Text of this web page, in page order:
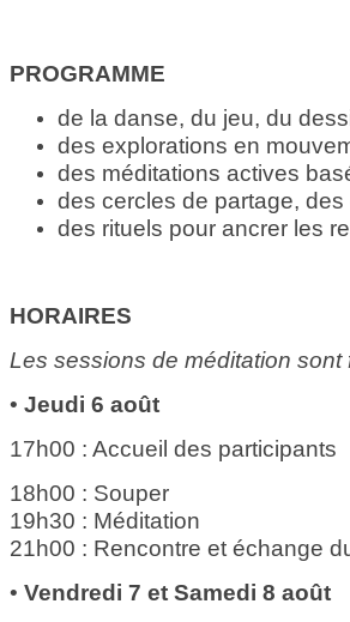
PROGRAMME
de la danse, du jeu, du
des explorations en
des méditations actives
des cercles de partage,
des rituels pour ancrer les
HORAIRES
Les sessions de méditation
• Jeudi 6 août
17h00 : Accueil des participants
18h00 : Souper
19h30 : Méditation
21h00 : Rencontre et échange
• Vendredi 7 et Samedi 8 août